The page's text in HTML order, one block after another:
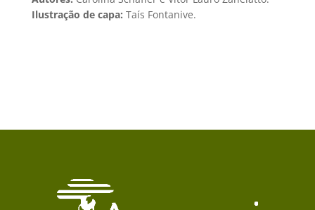
Ilustração de capa: Taís Fontanive.